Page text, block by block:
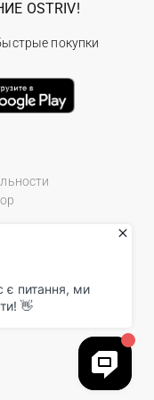
Reserved.
OSTRIV!
покупки